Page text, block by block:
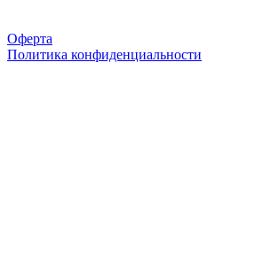
Оферта
Политика конфиденциальности